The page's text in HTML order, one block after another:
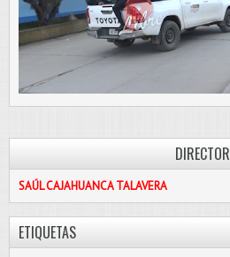
DIRECTOR
SAÚL CAJAHUANCA TALAVERA
ETIQUETAS